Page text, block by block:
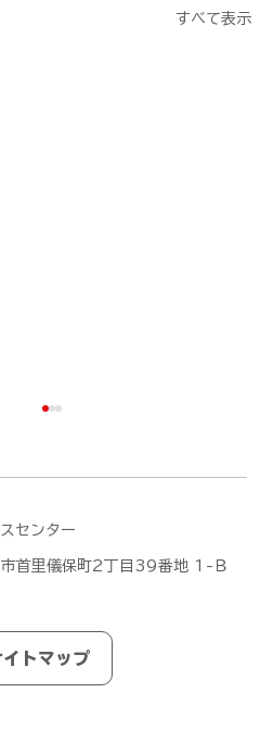
すべて表示
士試験の合格発表【ドロ
センター
首里儀保町2丁目39番地 1-Ｂ